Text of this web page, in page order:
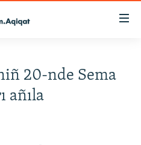
20-nde Sema
añıla